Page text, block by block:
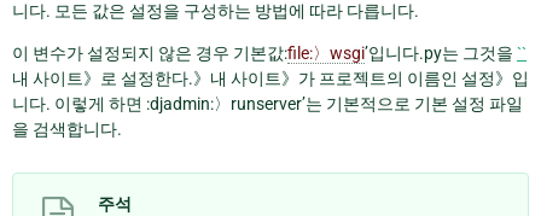
니다. 모든 값은 설정을 구성하는 방법에 따라 다릅니다.
이 변수가 설정되지 않은 경우 기본값:file:〉wsgi’입니다.py는 그것을 ``
내 사이트》로 설정한다.》내 사이트》가 프로젝트의 이름인 설정》입
니다. 이렇게 하면 :djadmin:〉runserver’는 기본적으로 기본 설정 파일
을 검색합니다.
주석